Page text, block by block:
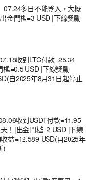
07.24多日不能登入，大概
金門檻=3 USD |下線獎勵
收到LTC付款=25.34
檻=0.5 USD |下線獎勵
自2025年8月31日起停止
收到USDT付款=11.95
！|出金門檻=2 USD |下線
益=12.589 USD(自2025年
)